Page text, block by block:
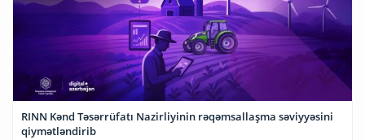
RINN Kənd Təsərrüfatı Nazirliyinin rəqəmsallaşma səviyyəsini
qiymətləndirib